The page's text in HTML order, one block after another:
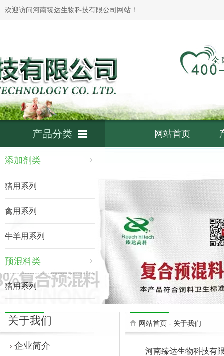
欢迎访问河南臻达生物科技有限公司网站！
产品分类 网站首页
添加剂类
猪用系列
禽用系列
牛羊用系列
预混料类
猪用系列
禽用系列
牛羊用系列
关于我们
企业简介
网站首页 - 关于我们
河南臻达生物科技有